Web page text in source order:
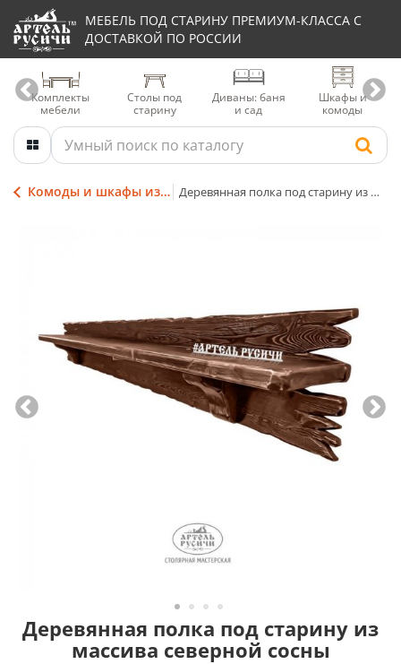
МЕБЕЛЬ ПОД СТАРИНУ ПРЕМИУМ-КЛАССА С
ДОСТАВКОЙ ПО РОССИИ
Комплекты
мебели
Столы под
старину
Диваны: баня
и сад
Шкафы и
комоды
Комоды и шкафы из массива дерева Деревянная полка под старину из массива северной сосны
Деревянная полка под старину из
массива северной сосны